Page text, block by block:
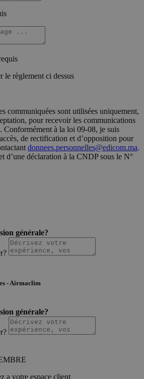
le règlement ci dessus
communiquées sont utilisées uniquement,
pour recevoir les communications
Conformément à la loi 09-08, je suis
de rectification et d’opposition pour
donnees.personnelles@edicom.ma.
d’une déclaration à la CNDP sous le N°
générale?
- Airmaclim
générale?
a votre espace client